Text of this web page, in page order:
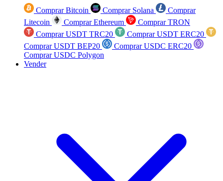
Comprar Bitcoin Comprar Solana
Comprar
Litecoin
Comprar Ethereum
Comprar TRON
Comprar USDT TRC20
Comprar USDT ERC20
Comprar USDT BEP20
Comprar USDC ERC20
Comprar USDC Polygon
Vender